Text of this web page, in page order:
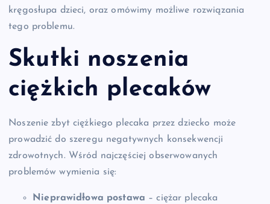
kręgosłupa dzieci, oraz omówimy możliwe rozwiązania
tego problemu.
Skutki noszenia
ciężkich plecaków
Noszenie zbyt ciężkiego plecaka przez dziecko może
prowadzić do szeregu negatywnych konsekwencji
zdrowotnych. Wśród najczęściej obserwowanych
problemów wymienia się:
Nieprawidłowa postawa – ciężar plecaka